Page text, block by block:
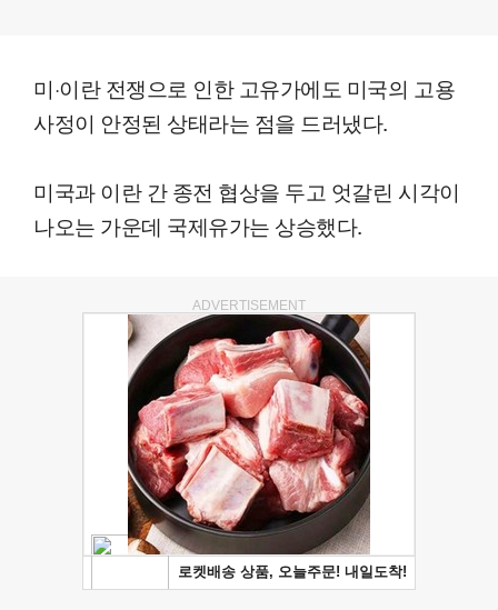
미·이란 전쟁으로 인한 고유가에도 미국의 고용
사정이 안정된 상태라는 점을 드러냈다.
미국과 이란 간 종전 협상을 두고 엇갈린 시각이
나오는 가운데 국제유가는 상승했다.
ADVERTISEMENT